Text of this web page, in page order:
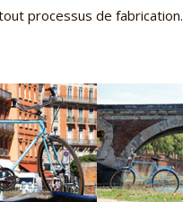
processus de fabrication.